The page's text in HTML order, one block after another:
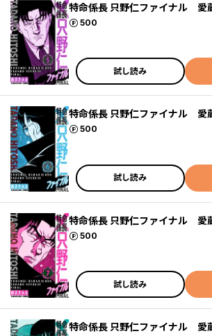
特命係長 只野仁ファイナル
500
ポイント
試し読み
特命係長 只野仁ファイナル
500
ポイント
試し読み
特命係長 只野仁ファイナル
500
ポイント
試し読み
特命係長 只野仁ファイナル